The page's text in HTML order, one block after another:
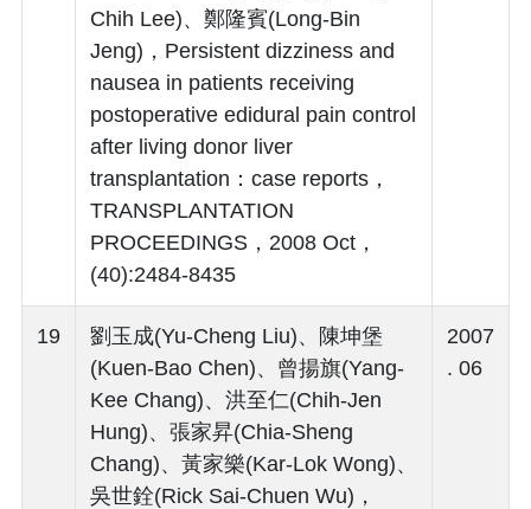
Chih Lee)、鄭隆賓(Long-Bin
Jeng)，Persistent dizziness and
nausea in patients receiving
postoperative edidural pain control
after living donor liver
transplantation：case reports，
TRANSPLANTATION
PROCEEDINGS，2008 Oct，
(40):2484-8435
19
劉玉成(Yu-Cheng Liu)、陳坤堡
(Kuen-Bao Chen)、曾揚旗(Yang-
Kee Chang)、洪至仁(Chih-Jen
Hung)、張家昇(Chia-Sheng
Chang)、黃家樂(Kar-Lok Wong)、
吳世銓(Rick Sai-Chuen Wu)，
2007
. 06